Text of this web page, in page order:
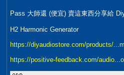
Pass 大師還 (便宜) 賣這東西分享給
H2 Harmonic Generator
https://diyaudiostore.com/products/
https://positive-feedback.com/